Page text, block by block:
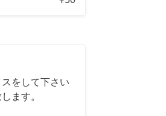
をして下さい
ます。